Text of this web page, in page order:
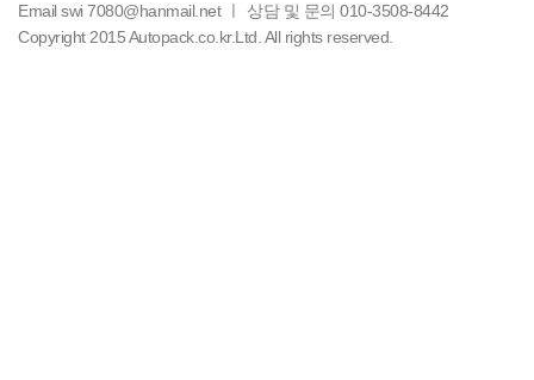
Email swi 7080@hanmail.net ㅣ
상담 및 문의 010-3508-8442
Copyright 2015 Autopack.co.kr.Ltd. All rights reserved.